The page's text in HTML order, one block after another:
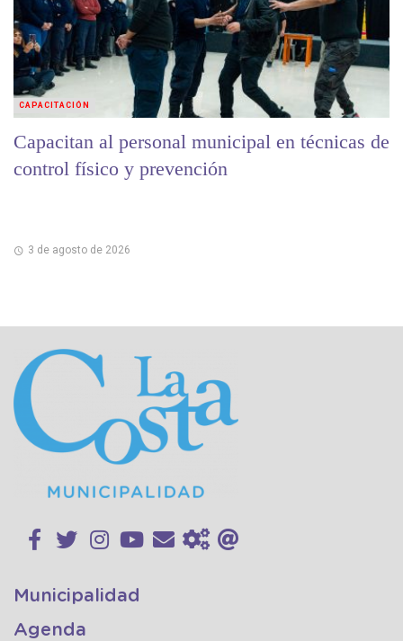
Capacitan al personal municipal en técnicas de
control físico y prevención
3 de agosto de 2026
CAPACITACIÓN
Municipalidad
Agenda